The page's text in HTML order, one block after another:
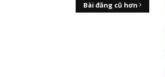
Bài đăng cũ hơn